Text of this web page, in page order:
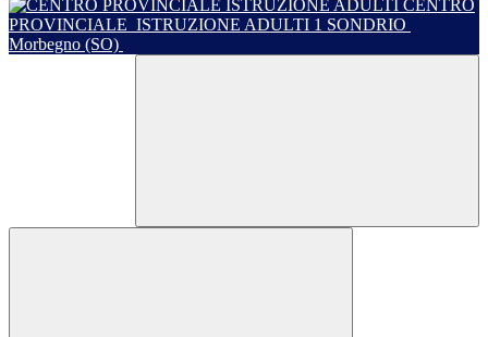
CENTRO
PROVINCIALE ISTRUZIONE ADULTI 1 SONDRIO
Morbegno (SO)